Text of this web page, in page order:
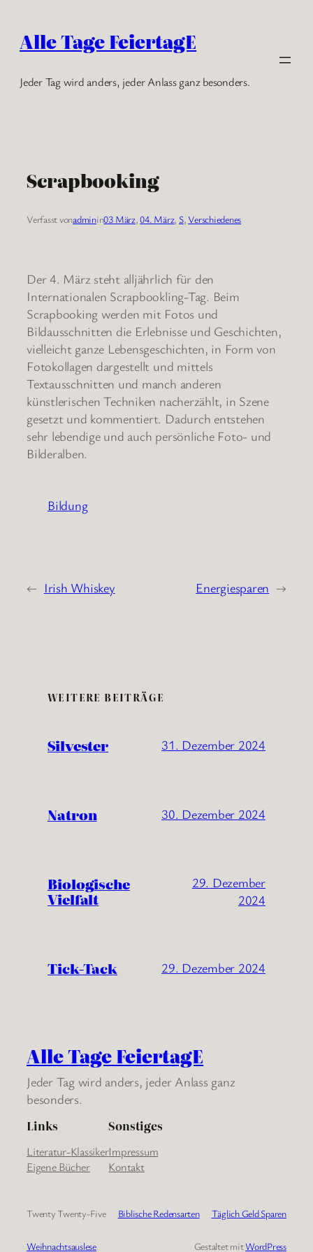
Inhalt
springen
Alle Tage FeiertagE
Jeder Tag wird anders, jeder Anlass ganz besonders.
Scrapbooking
Verfasst vonadminin03 März, 04. März, S, Verschiedenes
Der 4. März steht alljährlich für den
Internationalen Scrapbookling-Tag. Beim
Scrapbooking werden mit Fotos und
Bildausschnitten die Erlebnisse und Geschichten,
vielleicht ganze Lebensgeschichten, in Form von
Fotokollagen dargestellt und mittels
Textausschnitten und manch anderen
künstlerischen Techniken nacherzählt, in Szene
gesetzt und kommentiert. Dadurch entstehen
sehr lebendige und auch persönliche Foto- und
Bilderalben.
Bildung
← Irish Whiskey Energiesparen →
WEITERE BEITRÄGE
Silvester 31. Dezember 2024
Natron 30. Dezember 2024
Biologische
Vielfalt
29. Dezember
2024
Tick-Tack 29. Dezember 2024
Alle Tage FeiertagE
Jeder Tag wird anders, jeder Anlass ganz
besonders.
Links
Literatur-Klassiker
Eigene Bücher
Sonstiges
Impressum
Kontakt
Twenty Twenty-Five Biblische Redensarten Täglich Geld Sparen
Weihnachtsauslese Gestaltet mitWordPress